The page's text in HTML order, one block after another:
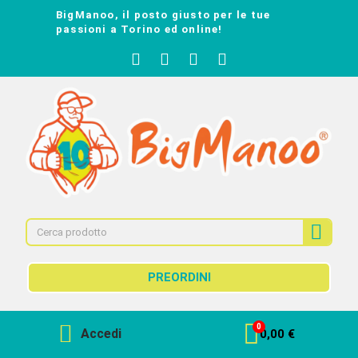
BigManoo, il posto giusto per le tue
passioni a Torino ed online!
PREORDINI
Accedi 0,00 €